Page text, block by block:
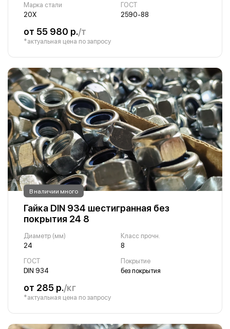
Марка стали
20Х
ГОСТ
2590-88
от 55 980 р./т
*актуальная цена по запросу
В наличии много
Гайка DIN 934 шестигранная без
покрытия 24 8
Диаметр (мм)
24
Класс прочн.
8
ГОСТ
DIN 934
Покрытие
без покрытия
от 285 р./кг
*актуальная цена по запросу